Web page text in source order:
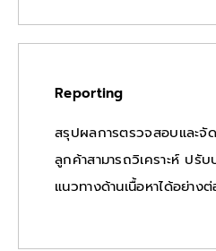
Reporting
สรุปผลการตรวจสอบและจั
ลูกค้าสามารถวิเคราะห์ ปรั
แนวทางด้านเนื้อหาได้อย่าง